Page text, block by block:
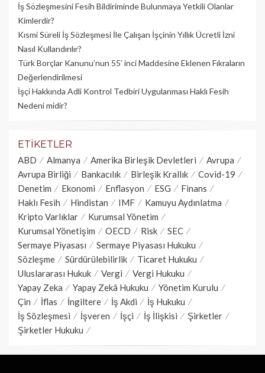
İş Sözleşmesini Fesih Bildiriminde Bulunmaya Yetkili Olanlar
Kimlerdir?
Kısmi Süreli İş Sözleşmesi İle Çalışan İşçinin Yıllık Üc­retli İzni
Nasıl Kullandırılır?
Türk Borçlar Kanunu’nun 55’ inci Maddesine Eklenen Fıkraların
Değerlendirilmesi
İşçi Hakkında Adli Kontrol Tedbiri Uygulanması Haklı Fesih
Nedeni midir?
ETIKETLER
ABD Almanya Amerika Birleşik Devletleri
Avrupa
Avrupa Birliği
Bankacılık Birleşik Krallık
Covid-19
Denetim
Ekonomi Enflasyon ESG
Finans
Haklı Fesih
Hindistan IMF
Kamuyu Aydınlatma
Kripto Varlıklar
Kurumsal Yönetim
Kurumsal Yönetişim
OECD Risk
SEC
Sermaye Piyasası
Sermaye Piyasası Hukuku
Sözleşme
Sürdürülebilirlik
Ticaret Hukuku
Uluslararası Hukuk
Vergi
Vergi Hukuku
Yapay Zeka
Yapay Zekâ Hukuku
Yönetim Kurulu
Çin
İflas İngiltere İş Akdi
İş Hukuku
İş Sözleşmesi
İşveren İşçi İş İlişkisi
Şirketler
Şirketler Hukuku